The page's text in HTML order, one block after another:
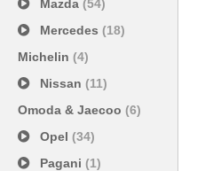
Mazda (54)
Mercedes (18)
Michelin (4)
Nissan (11)
Omoda & Jaecoo (6)
Opel (34)
Pagani (1)